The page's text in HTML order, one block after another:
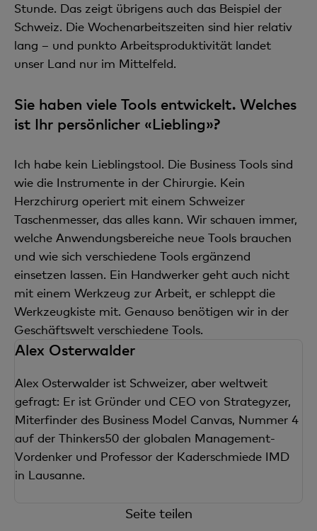
Stunde. Das zeigt übrigens auch das Beispiel der
Schweiz. Die Wochenarbeitszeiten sind hier relativ
lang – und punkto Arbeitsproduktivität landet
unser Land nur im Mittelfeld.
Sie haben viele Tools entwickelt. Welches
ist Ihr persönlicher «Liebling»?
Ich habe kein Lieblingstool. Die Business Tools sind
wie die Instrumente in der Chirurgie. Kein
Herzchirurg operiert mit einem Schweizer
Taschenmesser, das alles kann. Wir schauen immer,
welche Anwendungsbereiche neue Tools brauchen
und wie sich verschiedene Tools ergänzend
einsetzen lassen. Ein Handwerker geht auch nicht
mit einem Werkzeug zur Arbeit, er schleppt die
Werkzeugkiste mit. Genauso benötigen wir in der
Geschäftswelt verschiedene Tools.
Alex Osterwalder
Alex Osterwalder ist Schweizer, aber weltweit
gefragt: Er ist Gründer und CEO von Strategyzer,
Miterfinder des Business Model Canvas, Nummer 4
auf der Thinkers50 der globalen Management-
Vordenker und Professor der Kaderschmiede IMD
in Lausanne.
Seite teilen